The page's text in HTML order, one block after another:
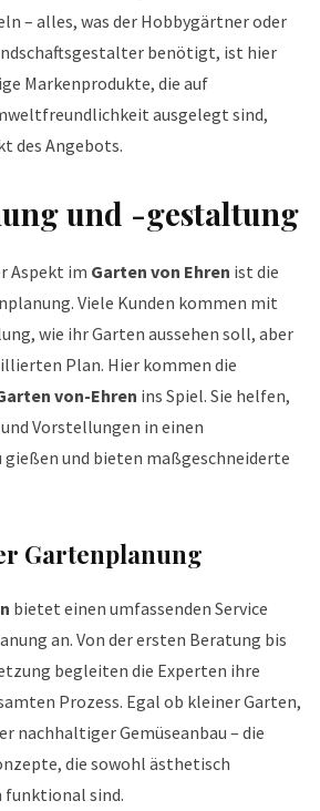
– alles, was der Hobbygärtner oder
benötigt, ist hier
Markenprodukte, die auf
ausgelegt sind,
des Angebots.
und -gestaltung
Aspekt im Garten von Ehren ist die
Viele Kunden kommen mit
wie ihr Garten aussehen soll, aber
Plan. Hier kommen die
von-Ehren ins Spiel. Sie helfen,
Vorstellungen in einen
und bieten maßgeschneiderte
Gartenplanung
bietet einen umfassenden Service
an. Von der ersten Beratung bis
begleiten die Experten ihre
Prozess. Egal ob kleiner Garten,
nachhaltiger Gemüseanbau – die
die sowohl ästhetisch
funktional sind.